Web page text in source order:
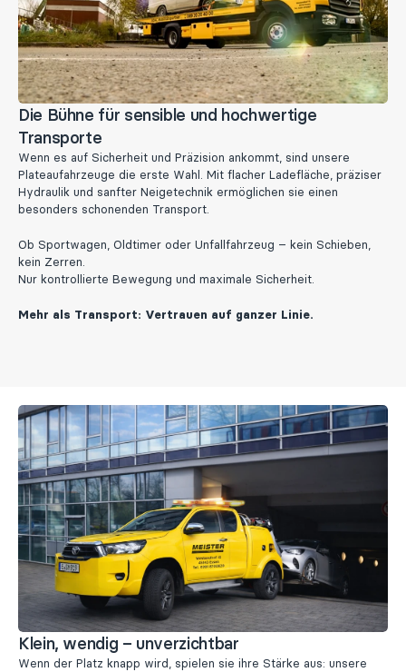
Die Bühne für sensible und hochwertige
Transporte
Wenn es auf Sicherheit und Präzision ankommt, sind unsere
Plateaufahrzeuge die erste Wahl. Mit flacher Ladefläche, präziser
Hydraulik und sanfter Neigetechnik ermöglichen sie einen
besonders schonenden Transport.
Ob Sportwagen, Oldtimer oder Unfallfahrzeug – kein Schieben,
kein Zerren.
Nur kontrollierte Bewegung und maximale Sicherheit.
Mehr als Transport: Vertrauen auf ganzer Linie.
Klein, wendig – unverzichtbar
Wenn der Platz knapp wird, spielen sie ihre Stärke aus: unsere